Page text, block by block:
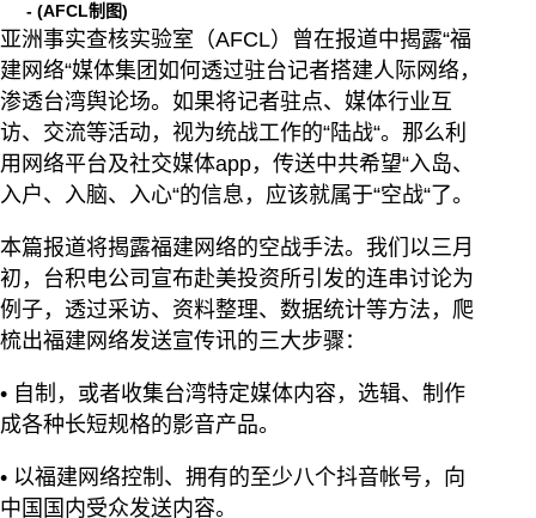
-(AFCL制图)
亚洲事实查核实验室（AFCL）曾在报道中揭露“福
建网络“媒体集团如何透过驻台记者搭建人际网络，
渗透台湾舆论场。如果将记者驻点、媒体行业互
访、交流等活动，视为统战工作的“陆战“。那么利
用网络平台及社交媒体app，传送中共希望“入岛、
入户、入脑、入心“的信息，应该就属于“空战“了。
本篇报道将揭露福建网络的空战手法。我们以三月
初，台积电公司宣布赴美投资所引发的连串讨论为
例子，透过采访、资料整理、数据统计等方法，爬
梳出福建网络发送宣传讯的三大步骤：
• 自制，或者收集台湾特定媒体内容，选辑、制作
成各种长短规格的影音产品。
• 以福建网络控制、拥有的至少八个抖音帐号，向
中国国内受众发送内容。